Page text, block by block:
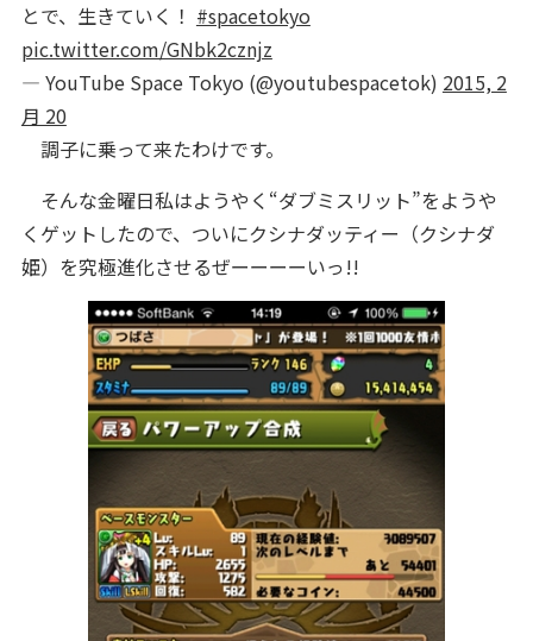
とで、生きていく！ #spacetokyo
pic.twitter.com/GNbk2cznjz
— YouTube Space Tokyo (@youtubespacetok) 2015, 2
月 20
調子に乗って来たわけです。
そんな金曜日私はようやく“ダブミスリット”をようや
くゲットしたので、ついにクシナダッティー（クシナダ
姫）を究極進化させるぜーーーーいっ!!